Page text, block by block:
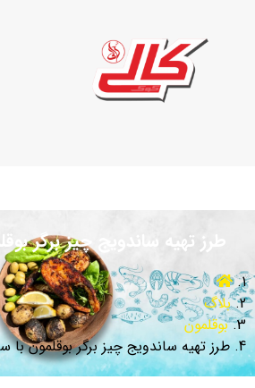
طرز تهیه ساندویج چیز برگر
بلاگ
بوقلمون
طرز تهیه ساندویج چیز برگر بوقلمون با